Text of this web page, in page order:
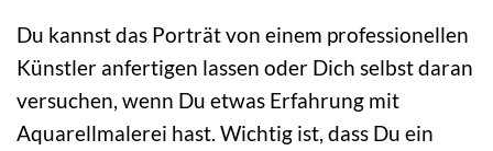
Du kannst das Porträt von einem professionellen
Künstler anfertigen lassen oder Dich selbst daran
versuchen, wenn Du etwas Erfahrung mit
Aquarellmalerei hast. Wichtig ist, dass Du ein